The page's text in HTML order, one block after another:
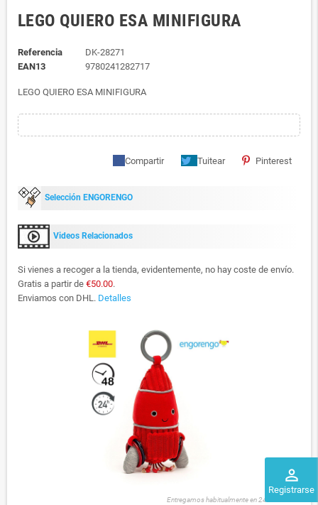
perm_identity
Registrarse
LEGO QUIERO ESA MINIFIGURA
Referencia
DK-28271
EAN13
9780241282717
LEGO QUIERO ESA MINIFIGURA
Compartir Tuitear Pinterest
Selección ENGORENGO
Videos Relacionados
Si vienes a recoger a la tienda, evidentemente, no hay coste de envío.
Gratis a partir de €50.00.
Enviamos con DHL. Detalles
Entregamos habitualmente en 24 a 48 horas